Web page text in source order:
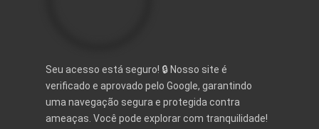
Seu acesso está seguro! 🔒 Nosso site é
verificado e aprovado pelo Google, garantindo
uma navegação segura e protegida contra
ameaças. Você pode explorar com tranquilidade!